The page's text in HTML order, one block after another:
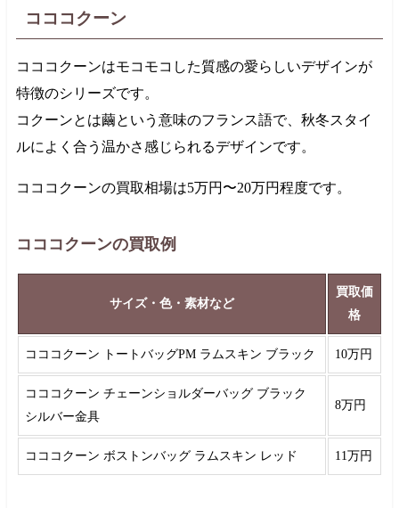
コココクーン
コココクーンはモコモコした質感の愛らしいデザインが
特徴のシリーズです。
コクーンとは繭という意味のフランス語で、秋冬スタイ
ルによく合う温かさ感じられるデザインです。
コココクーンの買取相場は5万円 〜20万円程度です。
コココクーンの買取例
サイズ・色・素材など
買取価
格
コココクーン トートバッグPM ラムスキン ブラック 10万円
コココクーン チェーンショルダーバッグ ブラック
シルバー金具
8万円
コココクーン ボストンバッグ ラムスキン レッド 11万円